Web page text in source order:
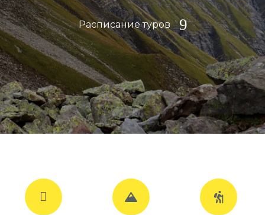
Расписание туров